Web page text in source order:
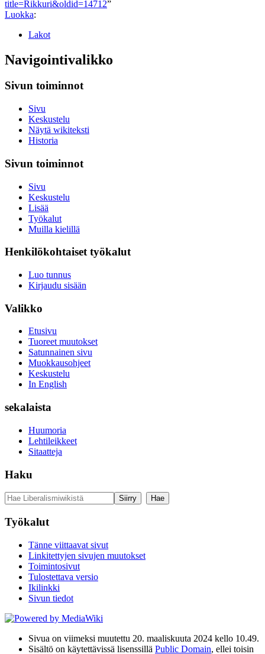
title=Rikkuri&oldid=14712”
Luokka:
Lakot
Navigointivalikko
Sivun toiminnot
Sivu
Keskustelu
Näytä wikiteksti
Historia
Sivun toiminnot
Sivu
Keskustelu
Lisää
Työkalut
Muilla kielillä
Henkilökohtaiset työkalut
Luo tunnus
Kirjaudu sisään
Valikko
Etusivu
Tuoreet muutokset
Satunnainen sivu
Muokkausohjeet
Keskustelu
In English
sekalaista
Huumoria
Lehtileikkeet
Sitaatteja
Haku
Työkalut
Tänne viittaavat sivut
Linkitettyjen sivujen muutokset
Toimintosivut
Tulostettava versio
Ikilinkki
Sivun tiedot
Sivua on viimeksi muutettu 20. maaliskuuta 2024 kello 10.49.
Sisältö on käytettävissä lisenssillä Public Domain, ellei toisin